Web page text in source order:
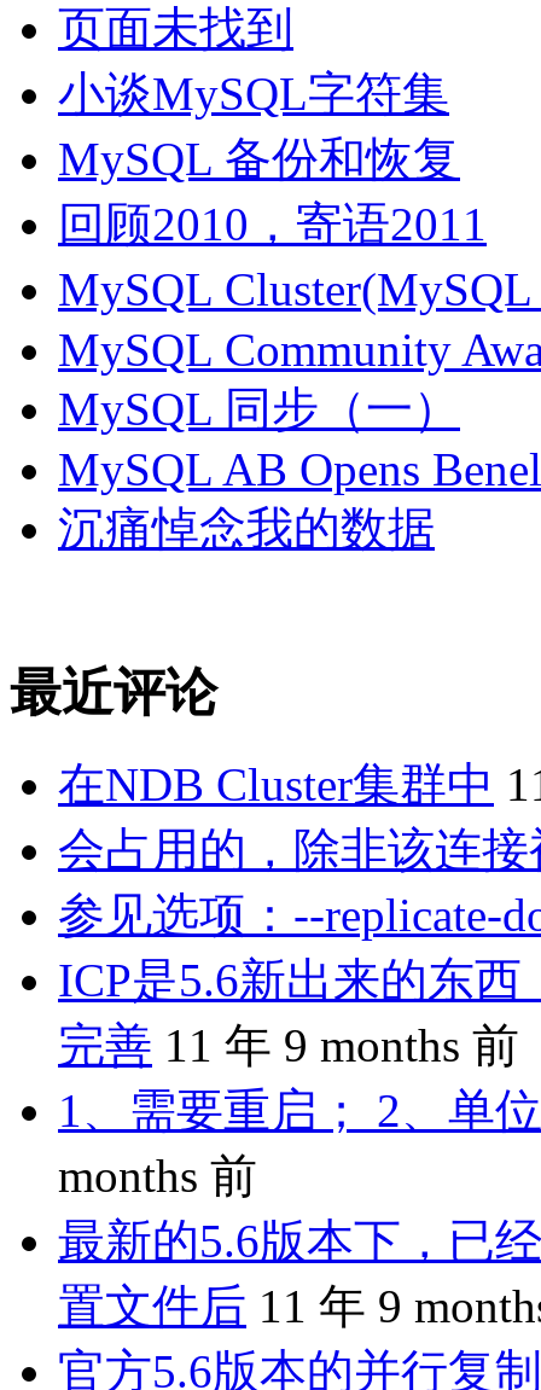
页面未找到
小谈MySQL字符集
MySQL 备份和恢复
回顾2010，寄语2011
MySQL
MySQL Community
MySQL 同步（一）
MySQL AB Opens
沉痛悼念我的数据
最近评论
在NDB Cluster集群中
会占用的，除非该连
参见选项：--replicate-
ICP是5.6新出来的东
完善 11 年 9 months 前
1、需要重启； 2、单
months 前
最新的5.6版本下，已
置文件后 11 年 9
官方5.6版本的并行复